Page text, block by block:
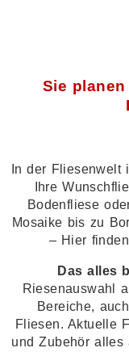
Sie
In der Fliesenwelt
Ihre
Bodenfliese
Mosaike bis zu
– Hier
Das alles
Riesenauswahl
Bereiche,
Fliesen. Aktuelle
und Zubehör alles